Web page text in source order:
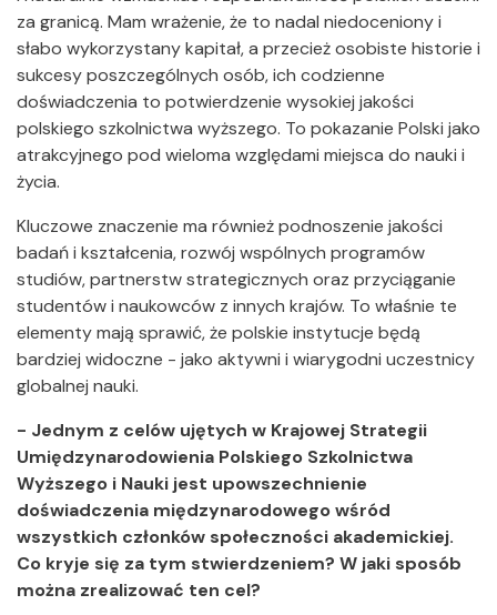
za granicą. Mam wrażenie, że to nadal niedoceniony i
słabo wykorzystany kapitał, a przecież osobiste historie i
sukcesy poszczególnych osób, ich codzienne
doświadczenia to potwierdzenie wysokiej jakości
polskiego szkolnictwa wyższego. To pokazanie Polski jako
atrakcyjnego pod wieloma względami miejsca do nauki i
życia.
Kluczowe znaczenie ma również podnoszenie jakości
badań i kształcenia, rozwój wspólnych programów
studiów, partnerstw strategicznych oraz przyciąganie
studentów i naukowców z innych krajów. To właśnie te
elementy mają sprawić, że polskie instytucje będą
bardziej widoczne - jako aktywni i wiarygodni uczestnicy
globalnej nauki.
- Jednym z celów ujętych w Krajowej Strategii
Umiędzynarodowienia Polskiego Szkolnictwa
Wyższego i Nauki jest upowszechnienie
doświadczenia międzynarodowego wśród
wszystkich członków społeczności akademickiej.
Co kryje się za tym stwierdzeniem? W jaki sposób
można zrealizować ten cel?